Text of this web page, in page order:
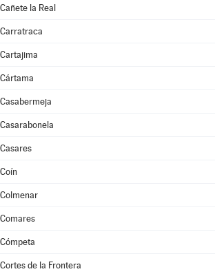
Cañete la Real
Carratraca
Cartajima
Cártama
Casabermeja
Casarabonela
Casares
Coín
Colmenar
Comares
Cómpeta
Cortes de la Frontera